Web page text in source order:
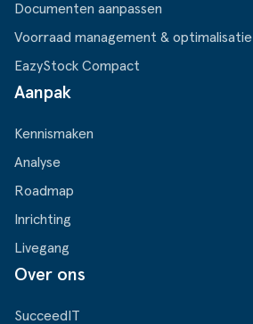
Documenten aanpassen
Voorraad management & optimalisatie
EazyStock Compact
Aanpak
Kennismaken
Analyse
Roadmap
Inrichting
Livegang
Over ons
SucceedIT